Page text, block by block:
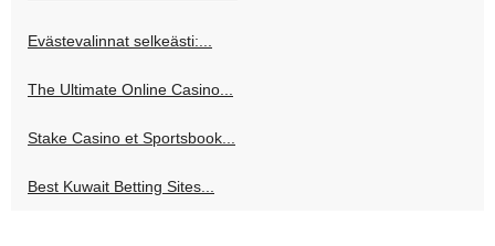
Evästevalinnat selkeästi:...
The Ultimate Online Casino...
Stake Casino et Sportsbook...
Best Kuwait Betting Sites...